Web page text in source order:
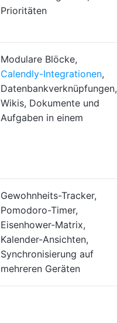
Prioritäten
Modulare Blöcke,
Calendly-Integrationen,
Datenbankverknüpfungen,
Wikis, Dokumente und
Aufgaben in einem
Gewohnheits-Tracker,
Pomodoro-Timer,
Eisenhower-Matrix,
Kalender-Ansichten,
Synchronisierung auf
mehreren Geräten